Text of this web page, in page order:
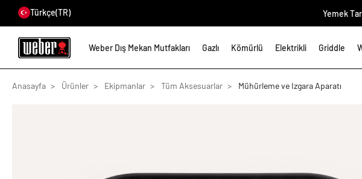
Türkçe(TR) Yemek
Weber Dış Mekan Mutfakları Gazlı Kömürlü Elektrikli Griddle
Anasayfa Ürünler Ekipmanlar Tüm Aksesuarlar Mühürleme ve Izgara Aparatı